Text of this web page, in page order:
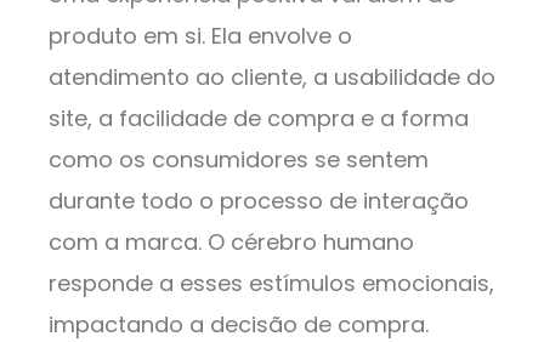
produto em si. Ela envolve o
atendimento ao cliente, a usabilidade do
site, a facilidade de compra e a forma
como os consumidores se sentem
durante todo o processo de interação
com a marca. O cérebro humano
responde a esses estímulos emocionais,
impactando a decisão de compra.